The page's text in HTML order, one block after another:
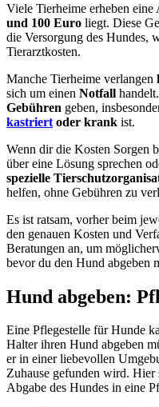
Viele Tierheime erheben
und 100 Euro liegt. Diese
die Versorgung des Hundes,
Tierarztkosten.
Manche Tierheime verlangen
sich um einen Notfall
Gebühren geben,
kastriert oder krank ist.
Wenn dir die Kosten Sorgen
über eine Lösung sprechen
spezielle
helfen, ohne Gebühren zu
Es ist ratsam, vorher beim
den genauen Kosten und
Beratungen an, um
bevor du den Hund abgeben
Hund abgeben:
Eine Pflegestelle für Hunde
Halter ihren Hund abgeben
er in einer liebevollen
Zuhause gefunden wird.
Abgabe des Hundes in eine